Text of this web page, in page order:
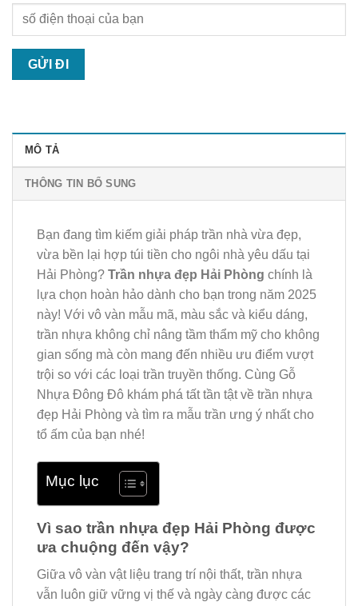
MÔ TẢ
THÔNG TIN BỔ SUNG
Bạn đang tìm kiếm giải pháp trần nhà vừa đẹp,
vừa bền lại hợp túi tiền cho ngôi nhà yêu dấu tại
Hải Phòng? Trần nhựa đẹp Hải Phòng chính là
lựa chọn hoàn hảo dành cho bạn trong năm 2025
này! Với vô vàn mẫu mã, màu sắc và kiểu dáng,
trần nhựa không chỉ nâng tầm thẩm mỹ cho không
gian sống mà còn mang đến nhiều ưu điểm vượt
trội so với các loại trần truyền thống. Cùng Gỗ
Nhựa Đông Đô khám phá tất tần tật về trần nhựa
đẹp Hải Phòng và tìm ra mẫu trần ưng ý nhất cho
tổ ấm của bạn nhé!
Mục lục
Vì sao trần nhựa đẹp Hải Phòng được
ưa chuộng đến vậy?
Giữa vô vàn vật liệu trang trí nội thất, trần nhựa
vẫn luôn giữ vững vị thế và ngày càng được các